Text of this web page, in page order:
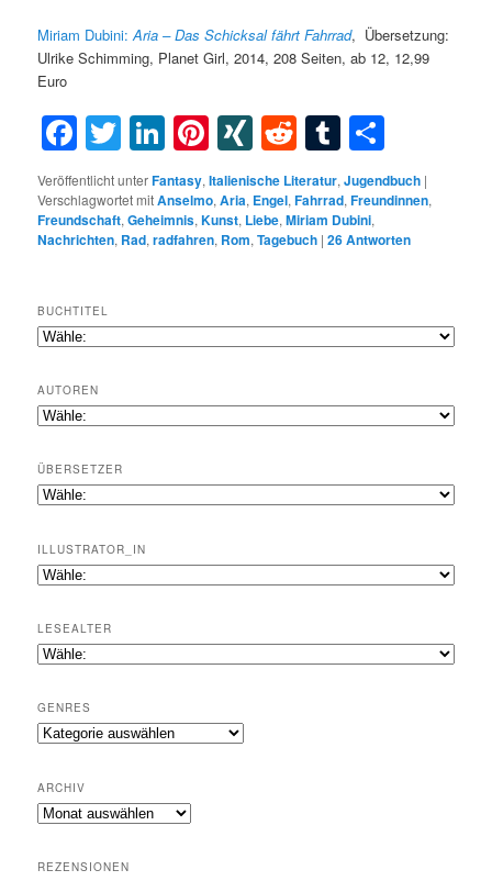
Miriam Dubini:Aria – Das Schicksal fährt Fahrrad, Übersetzung:
Ulrike Schimming, Planet Girl, 2014, 208 Seiten, ab 12, 12,99
Euro
Facebook
Twitter
LinkedIn
Pinterest
XINGRedditTumblr
Veröffentlicht unterFantasy,Italienische Literatur,Jugendbuch |
Verschlagwortet mitAnselmo,Aria, Engel,Fahrrad,Freundinnen,
Freundschaft,Geheimnis,Kunst, Liebe,Miriam Dubini,
Nachrichten, Rad,radfahren, Rom,Tagebuch |26Antworten
BUCHTITEL
AUTOREN
ÜBERSETZER
ILLUSTRATOR_IN
LESEALTER
GENRES
Genres
ARCHIV
Archiv
REZENSIONEN